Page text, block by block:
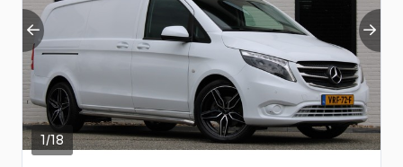
1/18